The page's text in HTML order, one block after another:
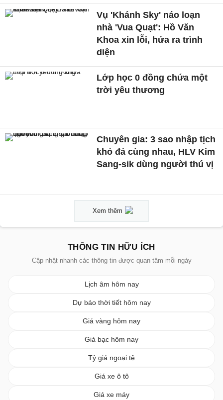
Vụ 'Khánh Sky' náo loạn
nhà 'Vua Quạt': Hồ Văn
Khoa xin lỗi, hứa ra trình
diện
Lớp học 0 đồng chứa một
trời yêu thương
Chuyên gia: 3 sao nhập tịch
khó đá cùng nhau, HLV Kim
Sang-sik dùng người thú vị
Xem thêm
THÔNG TIN HỮU ÍCH
Cập nhật nhanh các thông tin được quan tâm mỗi ngày
Lịch âm hôm nay
Dự báo thời tiết hôm nay
Giá vàng hôm nay
Giá bạc hôm nay
Tỷ giá ngoại tệ
Giá xe ô tô
Giá xe máy